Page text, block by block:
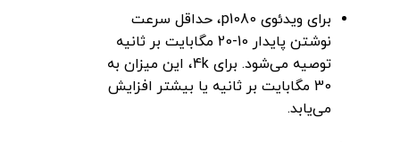
برای ویدئوی p1080، حداقل سرعت
نوشتن پایدار 10-20 مگابایت بر ثانیه
توصیه می‌شود. برای 4k، این میزان به
30 مگابایت بر ثانیه یا بیشتر افزایش
می‌یابد.